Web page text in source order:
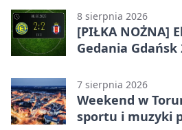
8 sierpnia 2026
[PIŁKA NOŻNA]
Gedania Gdańsk
7 sierpnia 2026
Weekend w
sportu i muzyki